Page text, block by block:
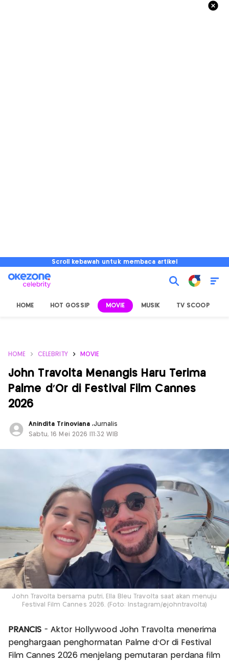
Scroll kebawah untuk membaca artikel
HOME HOT GOSSIP MOVIE MUSIK TV SCOOP
HOME CELEBRITY MOVIE
John Travolta Menangis Haru Terima
Palme d'Or di Festival Film Cannes
2026
Anindita Trinoviana ,Jurnalis
Sabtu, 16 Mei 2026 |11:32 WIB
John Travolta bersama putri, Ella Bleu Travolta saat akan menuju
Festival Film Cannes 2026. (Foto: Instagram/@johntravolta)
PRANCIS - Aktor Hollywood John Travolta menerima
penghargaan penghormatan Palme d'Or di Festival
Film Cannes 2026 menjelang pemutaran perdana film